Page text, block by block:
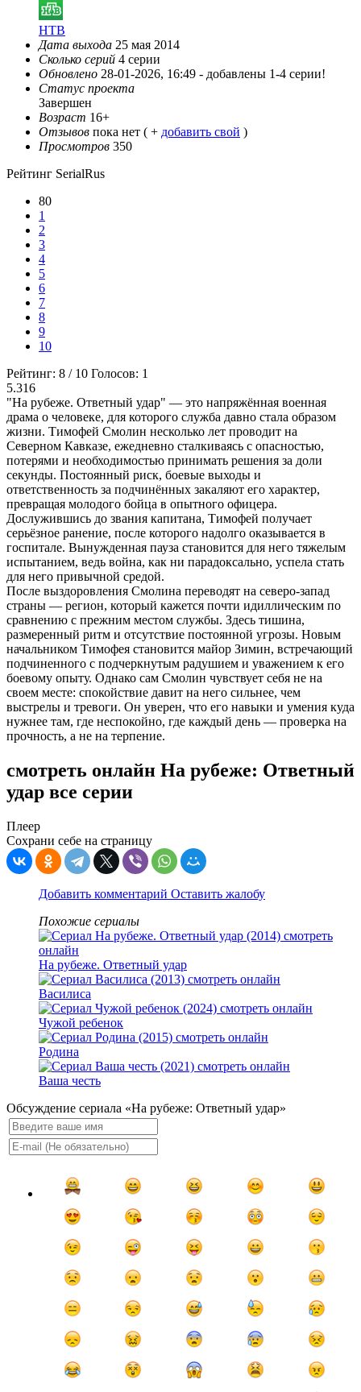
НТВ
Дата выхода 25 мая 2014
Сколько серий 4 серии
Обновлено 28-01-2026, 16:49 - добавлены 1-4 серии!
Статус проекта
Завершен
Возраст 16+
Отзывов пока нет ( + добавить свой )
Просмотров 350
Рейтинг SerialRus
80
1
2
3
4
5
6
7
8
9
10
Рейтинг: 8 / 10 Голосов: 1
5.316
"На рубеже. Ответный удар" — это напряжённая военная
драма о человеке, для которого служба давно стала образом
жизни. Тимофей Смолин несколько лет проводит на
Северном Кавказе, ежедневно сталкиваясь с опасностью,
потерями и необходимостью принимать решения за доли
секунды. Постоянный риск, боевые выходы и
ответственность за подчинённых закаляют его характер,
превращая молодого бойца в опытного офицера.
Дослужившись до звания капитана, Тимофей получает
серьёзное ранение, после которого надолго оказывается в
госпитале. Вынужденная пауза становится для него тяжелым
испытанием, ведь война, как ни парадоксально, успела стать
для него привычной средой.
После выздоровления Смолина переводят на северо-запад
страны — регион, который кажется почти идиллическим по
сравнению с прежним местом службы. Здесь тишина,
размеренный ритм и отсутствие постоянной угрозы. Новым
начальником Тимофея становится майор Зимин, встречающий
подчиненного с подчеркнутым радушием и уважением к его
боевому опыту. Однако сам Смолин чувствует себя не на
своем месте: спокойствие давит на него сильнее, чем
выстрелы и тревоги. Он уверен, что его навыки и умения куда
нужнее там, где неспокойно, где каждый день — проверка на
прочность, а не на терпение.
смотреть онлайн На рубеже: Ответный
удар все серии
Плеер
Сохрани себе на страницу
Добавить комментарий Оставить жалобу
Похожие сериалы
На рубеже. Ответный удар
Василиса
Чужой ребенок
Родина
Ваша честь
Обсуждение сериала «На рубеже: Ответный удар»